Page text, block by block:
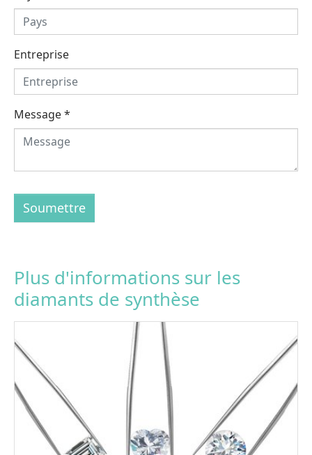
Entreprise
Message*
Soumettre
Plus d'informations sur les
diamants de synthèse